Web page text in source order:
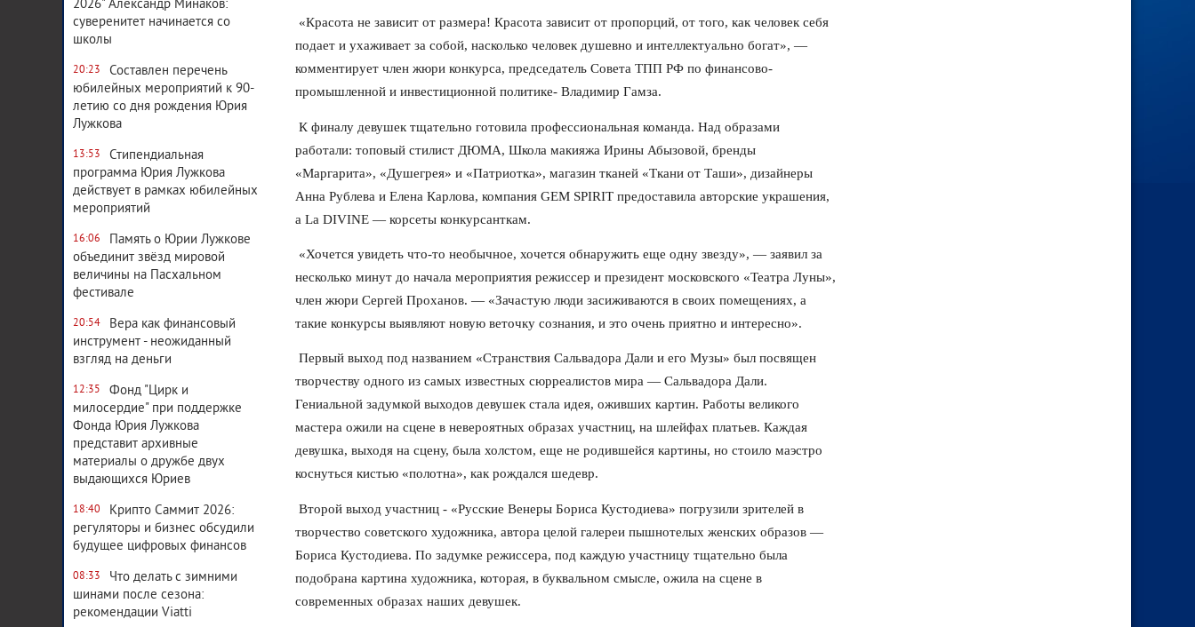
2026" Александр Минаков:
суверенитет начинается со
школы
20:23
Составлен перечень
юбилейных мероприятий к 90-
летию со дня рождения Юрия
Лужкова
13:53
Стипендиальная
программа Юрия Лужкова
действует в рамках юбилейных
мероприятий
16:06
Память о Юрии Лужкове
объединит звёзд мировой
величины на Пасхальном
фестивале
20:54
Вера как финансовый
инструмент - неожиданный
взгляд на деньги
12:35
Фонд "Цирк и
милосердие" при поддержке
Фонда Юрия Лужкова
представит архивные
материалы о дружбе двух
выдающихся Юриев
18:40
Крипто Саммит 2026:
регуляторы и бизнес обсудили
будущее цифровых финансов
08:33
Что делать с зимними
шинами после сезона:
рекомендации Viatti
«Красота не зависит от размера! Красота зависит от пропорций, от того, как человек себя
подает и ухаживает за собой, насколько человек душевно и интеллектуально богат», —
комментирует член жюри конкурса, председатель Совета ТПП РФ по финансово-
промышленной и инвестиционной политике- Владимир Гамза.
К финалу девушек тщательно готовила профессиональная команда. Над образами
работали: топовый стилист ДЮМА, Школа макияжа Ирины Абызовой, бренды
«Маргарита», «Душегрея» и «Патриотка», магазин тканей «Ткани от Таши», дизайнеры
Анна Рублева и Елена Карлова, компания GEM SPIRIT предоставила авторские украшения,
а La DIVINE — корсеты конкурсанткам.
«Хочется увидеть что-то необычное, хочется обнаружить еще одну звезду», — заявил за
несколько минут до начала мероприятия режиссер и президент московского «Театра Луны»,
член жюри Сергей Проханов. — «Зачастую люди засиживаются в своих помещениях, а
такие конкурсы выявляют новую веточку сознания, и это очень приятно и интересно».
Первый выход под названием «Странствия Сальвадора Дали и его Музы» был посвящен
творчеству одного из самых известных сюрреалистов мира — Сальвадора Дали.
Гениальной задумкой выходов девушек стала идея, оживших картин. Работы великого
мастера ожили на сцене в невероятных образах участниц, на шлейфах платьев. Каждая
девушка, выходя на сцену, была холстом, еще не родившейся картины, но стоило маэстро
коснуться кистью «полотна», как рождался шедевр.
Второй выход участниц - «Русские Венеры Бориса Кустодиева» погрузили зрителей в
творчество советского художника, автора целой галереи пышнотелых женских образов —
Бориса Кустодиева. По задумке режиссера, под каждую участницу тщательно была
подобрана картина художника, которая, в буквальном смысле, ожила на сцене в
современных образах наших девушек.